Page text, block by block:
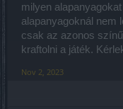
milyen
alapanyagoknál nem
csak az azonos
kraftolni a játék.
Nov 2, 2023